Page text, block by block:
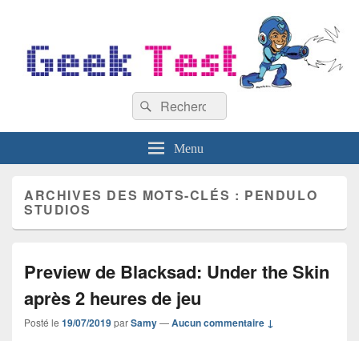
Recherche :
Rechercher
Menu
ARCHIVES DES MOTS-CLÉS : PENDULO
STUDIOS
Preview de Blacksad: Under the Skin
après 2 heures de jeu
Posté le 19/07/2019parSamy—Aucun commentaire ↓